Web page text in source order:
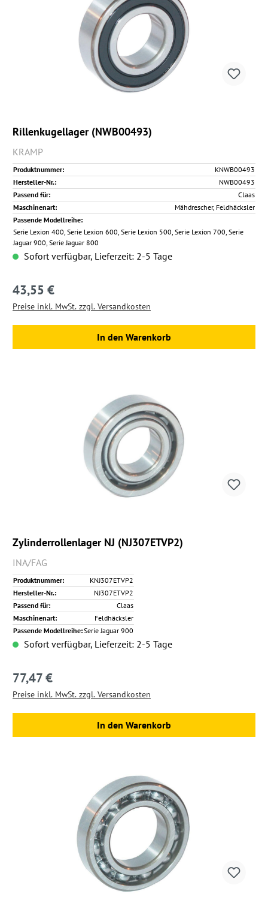
Rillenkugellager (NWB00493)
KRAMP
Produktnummer:
KNWB00493
Hersteller-Nr.:
NWB00493
Passend für:
Claas
Maschinenart:
Mähdrescher, Feldhäcksler
Passende Modellreihe:
Serie Lexion 400, Serie Lexion 600, Serie Lexion 500, Serie Lexion 700, Serie
Jaguar 900, Serie Jaguar 800
Sofort verfügbar, Lieferzeit: 2-5 Tage
Regulärer Preis:
43,55 €
Preise inkl. MwSt. zzgl. Versandkosten
In den Warenkorb
Zylinderrollenlager NJ (NJ307ETVP2)
INA/FAG
Produktnummer:
KNJ307ETVP2
Hersteller-Nr.:
NJ307ETVP2
Passend für:
Claas
Maschinenart:
Feldhäcksler
Passende Modellreihe:Serie Jaguar 900
Sofort verfügbar, Lieferzeit: 2-5 Tage
Regulärer Preis:
77,47 €
Preise inkl. MwSt. zzgl. Versandkosten
In den Warenkorb